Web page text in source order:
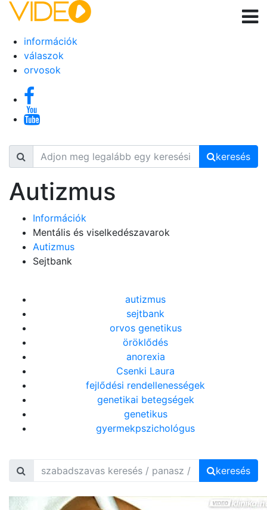
információk
válaszok
orvosok
keresés
Autizmus
Információk
Mentális és viselkedészavarok
Autizmus
Sejtbank
autizmus
sejtbank
orvos genetikus
öröklődés
anorexia
Csenki Laura
fejlődési rendellenességek
genetikai betegségek
genetikus
gyermekpszichológus
keresés